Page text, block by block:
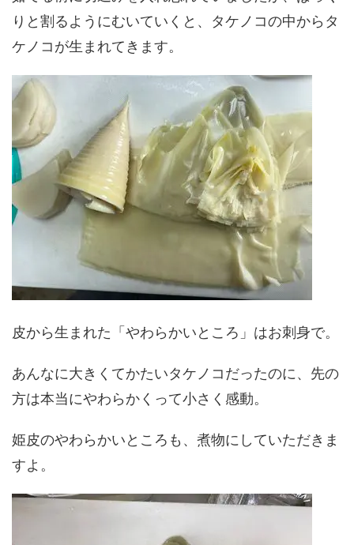
りと割るようにむいていくと、タケノコの中からタ
ケノコが生まれてきます。
皮から生まれた「やわらかいところ」はお刺身で。
あんなに大きくてかたいタケノコだったのに、先の
方は本当にやわらかくって小さく感動。
姫皮のやわらかいところも、煮物にしていただきま
すよ。